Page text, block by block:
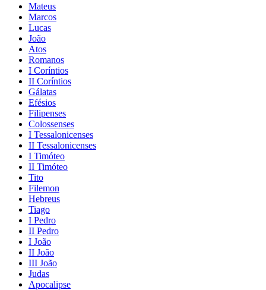
Mateus
Marcos
Lucas
João
Atos
Romanos
I Coríntios
II Coríntios
Gálatas
Efésios
Filipenses
Colossenses
I Tessalonicenses
II Tessalonicenses
I Timóteo
II Timóteo
Tito
Filemon
Hebreus
Tiago
I Pedro
II Pedro
I João
II João
III João
Judas
Apocalipse